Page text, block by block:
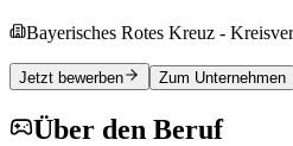
Bayerisches Rotes Kreuz -
Jetzt bewerben Zum Unternehmen
Über den Beruf